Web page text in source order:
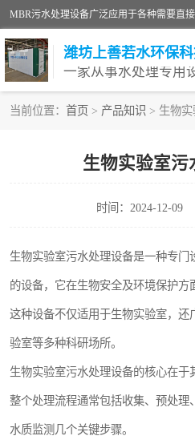
潍坊上善若水环保
一家从事水处理专用
当前位置： 首页 > 产品知识 > 生物
生物实验室污
时间：2024-12-09
生物实验室污水处理设备是一种专
的设备，它在生物安全及环境保护方
这种设备不仅适用于生物实验室，
验室等多种科研场所。
生物实验室污水处理设备的核心在于
整个处理流程通常包括收集、预处
水质监测几个关键步骤。
洗涤污水处理设备
诊所门诊污水处理设备
养殖污水处理设备
一体化污水处理设备
医院辐射污水衰变池